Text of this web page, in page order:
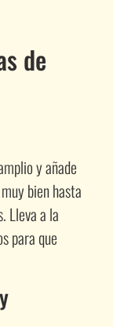
de
y añade
bien hasta
Lleva a la
para que